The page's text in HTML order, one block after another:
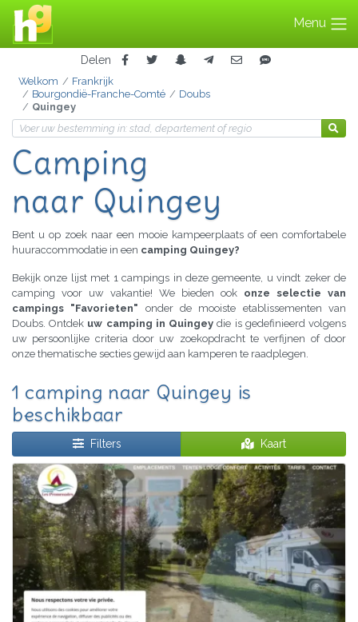
Menu
Delen
Welkom
Frankrijk
Bourgondië-Franche-Comté
Doubs
Quingey
Camping
naar Quingey
Bent u op zoek naar een mooie kampeerplaats of een comfortabele
huuraccommodatie in een camping Quingey?
Bekijk onze lijst met 1 campings in deze gemeente, u vindt zeker de
camping voor uw vakantie! We bieden ook onze selectie van
campings "Favorieten" onder de mooiste etablissementen van
Doubs. Ontdek uw camping in Quingey die is gedefinieerd volgens
uw persoonlijke criteria door uw zoekopdracht te verfijnen of door
onze thematische secties gewijd aan kamperen te raadplegen.
1 camping naar Quingey is
beschikbaar
Filters Kaart